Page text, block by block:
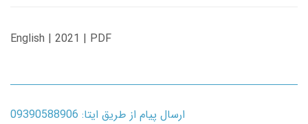
English | 2021 | PDF
ارسال پیام از طریق ایتا: 09390588906